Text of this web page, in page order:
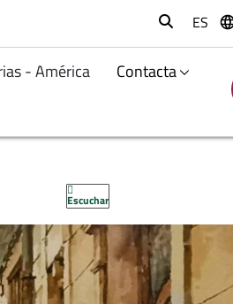
Buscar
ES
- América
Contacta
Escuchar